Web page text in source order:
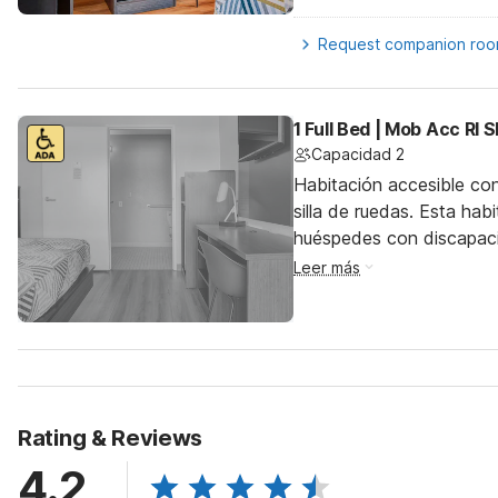
Request companion
1 Full Bed | Mob Acc RI
Capacidad 2
Habitación accesible
silla de ruedas. Esta
huéspedes con
Leer más
Rating & Reviews